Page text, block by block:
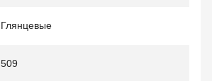
Глянцевые
509